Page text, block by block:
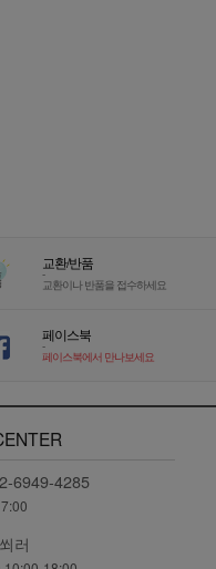
교환/반품
-
교환이나 반품을 접수하세요
페이스북
-
페이스북에서 만나보세요
6949-4285
러